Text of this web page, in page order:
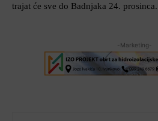
trajat će sve do Badnjaka 24. prosinca.
-Marketing-